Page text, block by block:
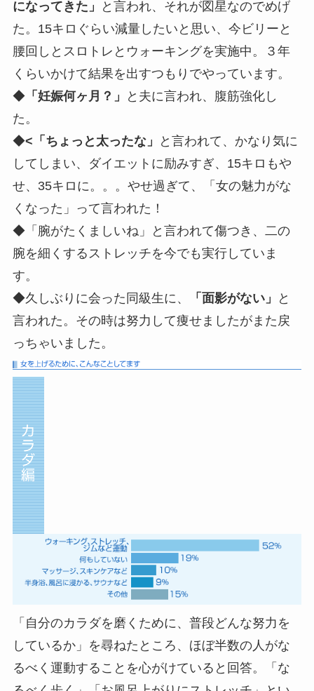
になってきた」
と言われ、それが図星なのでめげ
た。15キロぐらい減量したいと思い、今ビリーと
腰回しとスロトレとウォーキングを実施中。３年
くらいかけて結果を出すつもりでやっています。
◆「妊娠何ヶ月？」
と夫に言われ、腹筋強化し
た。
◆<「ちょっと太ったな」
と言われて、かなり気に
してしまい、ダイエットに励みすぎ、15キロもや
せ、35キロに。。。やせ過ぎて、「女の魅力がな
くなった」って言われた！
◆「腕がたくましいね」と言われて傷つき、二の
腕を細くするストレッチを今でも実行していま
す。
◆久しぶりに会った同級生に、
「面影がない」
と
言われた。その時は努力して痩せましたがまた戻
っちゃいました。
「自分のカラダを磨くために、普段どんな努力を
しているか」を尋ねたところ、ほぼ半数の人がな
るべく運動することを心がけていると回答。「な